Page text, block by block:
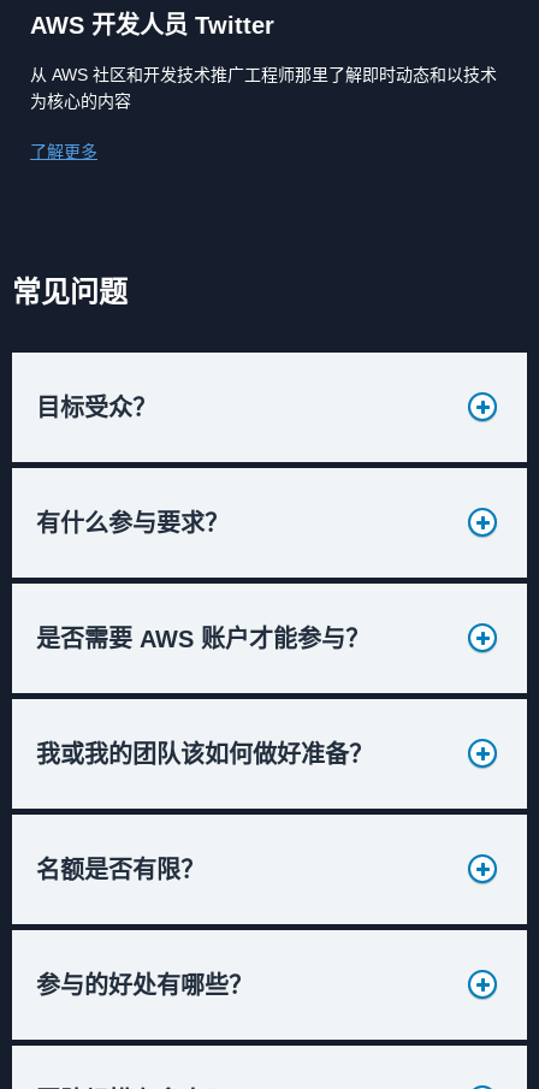
AWS 开发人员 Twitter
从 AWS 社区和开发技术推广工程师那里了解即时动态和以技术
为核心的内容
了解更多
常见问题
目标受众？
有什么参与要求？
麦克风（用于语音聊天）、摄像头（用于增强互动
AWS 命令行工具（AWS CLI）
远程桌面客户端（RDP）
是否需要 AWS 账户才能参与？
我或我的团队该如何做好准备？
名额是否有限？
参与的好处有哪些？